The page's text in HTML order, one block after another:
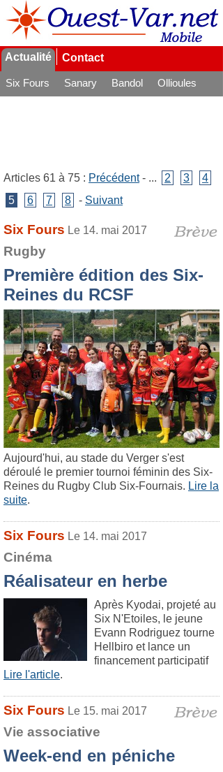
Actualité Contact
Six Fours Sanary Bandol
Ollioules
Articles 61 à 75 : Précédent- ... 2 3
4
5
6 7 8 - Suivant
Six Fours Le 14. mai 2017
Rugby
Première édition des Six-
Reines du RCSF
Aujourd'hui, au stade du Verger s'est
déroulé le premier tournoi féminin des Six-
Reines du Rugby Club Six-Fournais. Lire la
suite.
Six Fours Le 14. mai 2017
Cinéma
Réalisateur en herbe
Après Kyodai, projeté au
Six N'Etoiles, le jeune
Evann Rodriguez tourne
Hellbiro et lance un
financement participatif
Lire l'article.
Six Fours Le 15. mai 2017
Vie associative
Week-end en péniche